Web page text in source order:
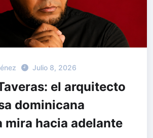
Julio 8, 2026
el arquitecto
dominicana
mira hacia adelante